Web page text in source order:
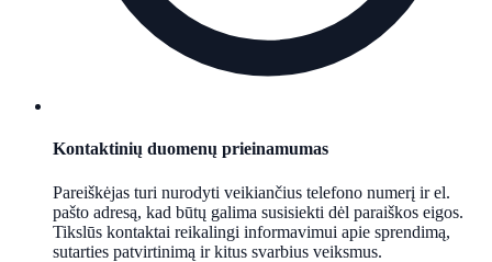
Kontaktinių duomenų prieinamumas
Pareiškėjas turi nurodyti veikiančius telefono numerį ir el.
pašto adresą, kad būtų galima susisiekti dėl paraiškos eigos.
Tikslūs kontaktai reikalingi informavimui apie sprendimą,
sutarties patvirtinimą ir kitus svarbius veiksmus.